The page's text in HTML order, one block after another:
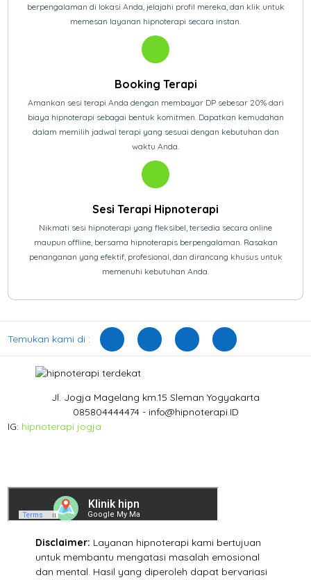
berpengalaman di lokasi Anda, jelajahi profil mereka, dan klik untuk
memesan layanan hipnoterapi secara instan.
Booking Terapi
Amankan sesi terapi Anda dengan membayar DP sebesar 20% dari
biaya hipnoterapi sebagai bentuk komitmen. Dapatkan kemudahan
dalam memilih jadwal terapi yang sesuai dengan kebutuhan dan
waktu Anda.
Sesi Terapi Hipnoterapi
Nikmati sesi hipnoterapi yang fleksibel, tersedia secara online
maupun offline, bersama hipnoterapis berpengalaman. Rasakan
penanganan yang efektif, profesional, dan dirancang khusus untuk
memenuhi kebutuhan Anda.
Temukan kami di :
Jl. Jogja Magelang km.15 Sleman Yogyakarta
085804444474 - info@hipnoterapi.ID
IG: hipnoterapi jogja
Disclaimer: Layanan hipnoterapi kami bertujuan
untuk membantu mengatasi masalah emosional
dan mental. Hasil yang diperoleh dapat bervariasi